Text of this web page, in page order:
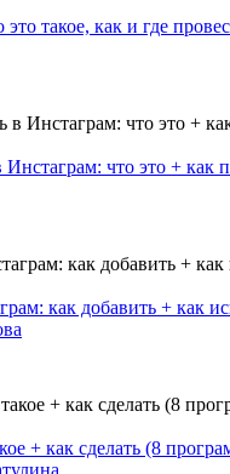
такое, как и где
Инстаграм: что это + как
как добавить + как
+ как сделать (8